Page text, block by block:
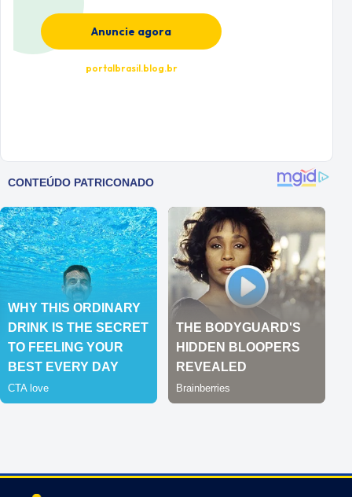
Anuncie agora
portalbrasil.blog.br